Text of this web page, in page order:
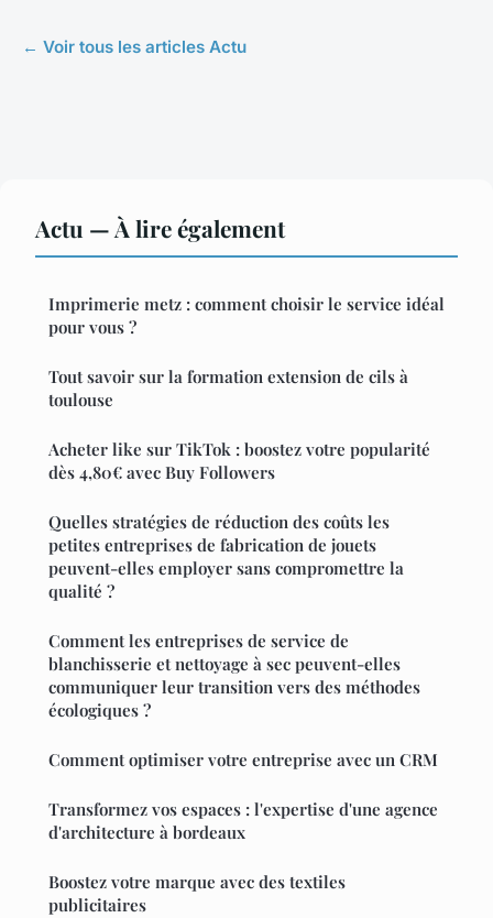
← Voir tous les articles Actu
Actu — À lire également
Imprimerie metz : comment choisir le service idéal
pour vous ?
Tout savoir sur la formation extension de cils à
toulouse
Acheter like sur TikTok : boostez votre popularité
dès 4,80€ avec Buy Followers
Quelles stratégies de réduction des coûts les
petites entreprises de fabrication de jouets
peuvent-elles employer sans compromettre la
qualité ?
Comment les entreprises de service de
blanchisserie et nettoyage à sec peuvent-elles
communiquer leur transition vers des méthodes
écologiques ?
Comment optimiser votre entreprise avec un CRM
Transformez vos espaces : l'expertise d'une agence
d'architecture à bordeaux
Boostez votre marque avec des textiles
publicitaires